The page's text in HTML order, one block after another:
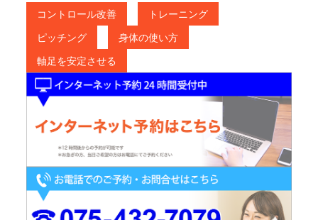
コントロール改善
トレーニング
ピッチング
身体の使い方
軸足を安定させる